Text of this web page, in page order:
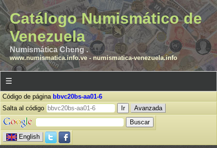
Catálogo Numismático de
Venezuela
Numismática Cheng .
www.numismatica.info.ve- numismatica-venezuela.info
☰
Código de página bbvc20bs-aa01-6
Salta al código
Avanzada
English